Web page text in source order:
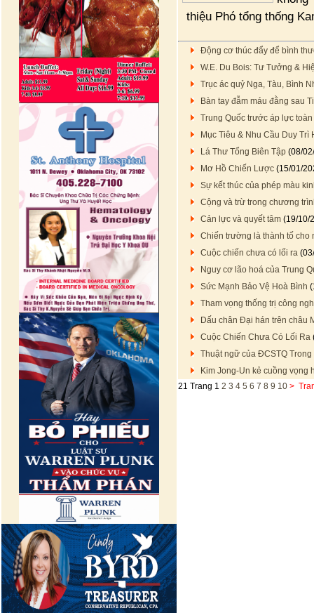
thiệu Phó tổng thống
Động cơ thúc đẩy để bình
W.E. Du Bois: Tư Tưởng &
Trục ác quỷ Nga, Tàu, Bình
Bàn tay đẫm máu đằng sau
Trung Quốc trước áp lực
Mục Tiêu & Nhu Cầu Duy
Lá Thư Tổng Biên Tập (08/
Mơ Hồ Chiến Lược (15/01/
Sự kết thúc của phép màu
Cộng và trừ trong chương
Cản lực và quyết tâm (19/10/
Chiến trường là thành tố cho
Cuộc chiến chưa có lối ra
Nguy cơ lão hoá của Trung
Sức Mạnh Bảo Vệ Hoà Bình
Tham vọng thống trị công
Dấu chân Đại hán trên châu
Cuộc Chiến Chưa Có Lối Ra
Thuật ngữ của ĐCSTQ
Kim Jong-Un kẻ cuồng vọng
21 Trang 1 2 3 4 5 6 7 8 9 10 >